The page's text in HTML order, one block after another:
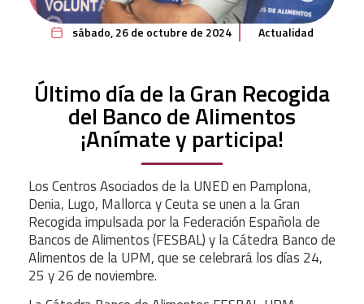
sábado, 26 de octubre de 2024 Actualidad
Último día de la Gran Recogida
del Banco de Alimentos
¡Anímate y participa!
Los Centros Asociados de la UNED en Pamplona,
Denia, Lugo, Mallorca y Ceuta se unen a la Gran
Recogida impulsada por la Federación Española de
Bancos de Alimentos (FESBAL) y la Cátedra Banco de
Alimentos de la UPM, que se celebrará los días 24,
25 y 26 de noviembre.